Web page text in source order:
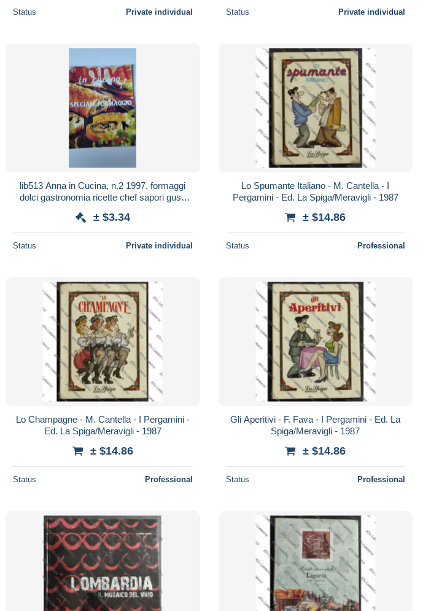
Status Private individual Status Private individual
lib513 Anna in Cucina, n.2 1997, formaggi
dolci gastronomia ricette chef sapori gusti
± $3.34
Status Private individual
Lo Spumante Italiano - M. Cantella - I
Pergamini - Ed. La Spiga/Meravigli - 1987
± $14.86
Status Professional
Lo Champagne - M. Cantella - I Pergamini -
Ed. La Spiga/Meravigli - 1987
± $14.86
Status Professional
Gli Aperitivi - F. Fava - I Pergamini - Ed. La
Spiga/Meravigli - 1987
± $14.86
Status Professional